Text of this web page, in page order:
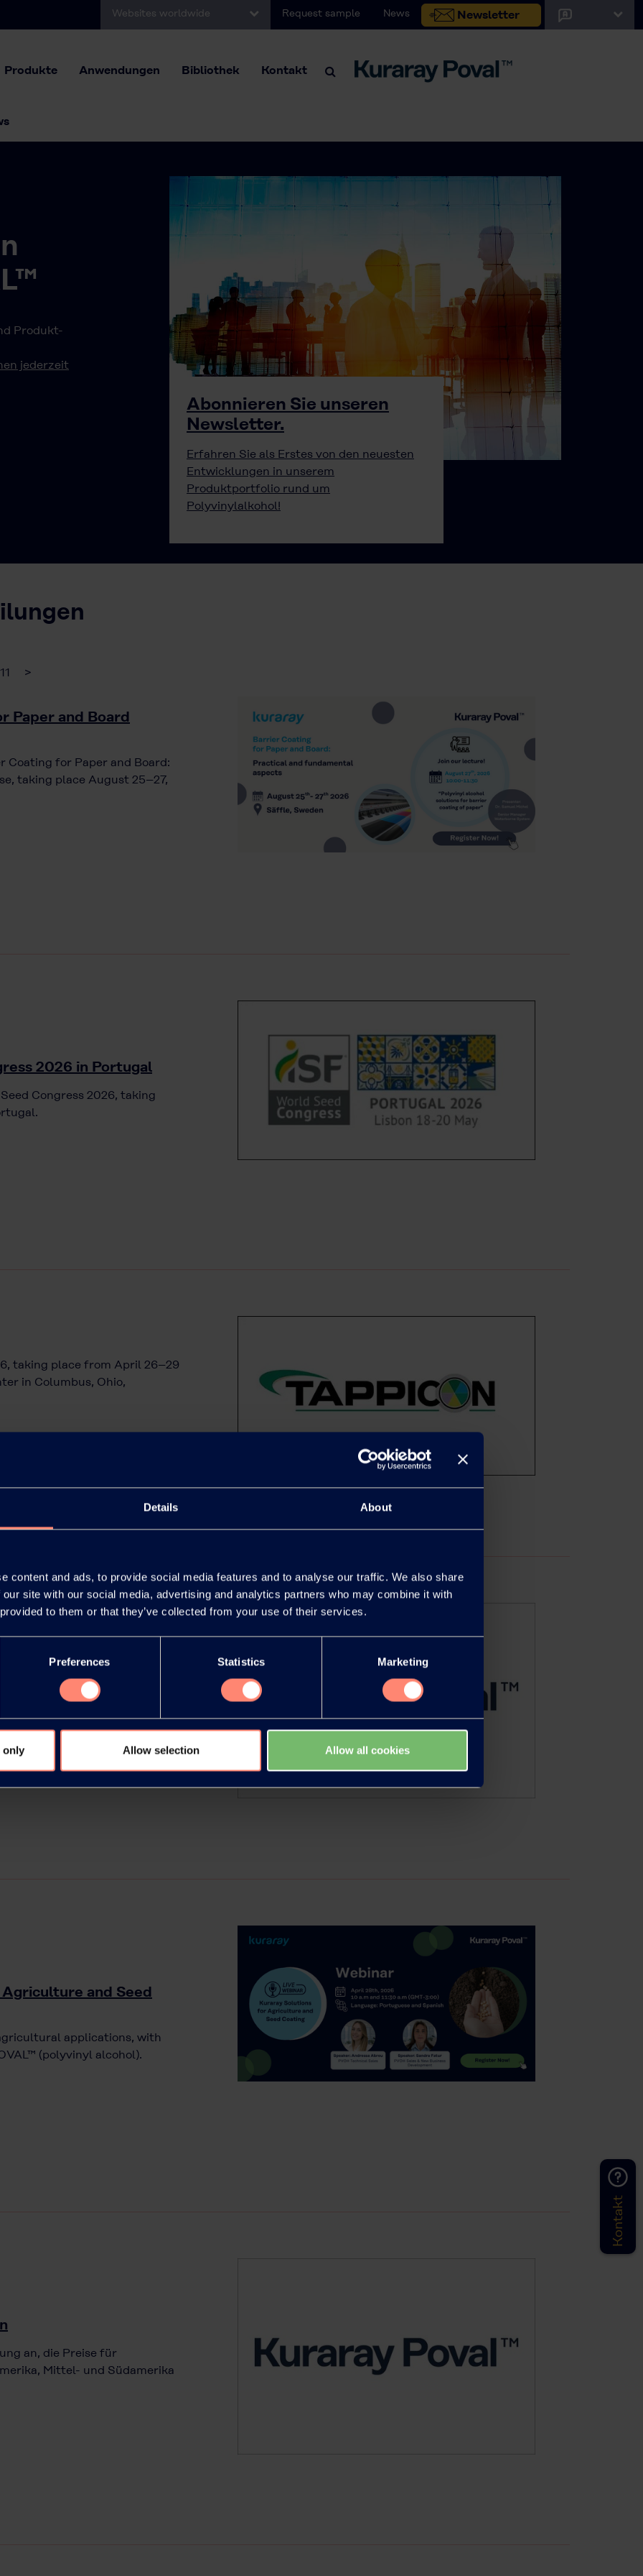
Details About
content and ads, to provide social media features and to analyse our traffic. We also share
site with our social media, advertising and analytics partners who may combine it with
to them or that they’ve collected from your use of their services.
Preferences Statistics Marketing
only Allow selection Allow all cookies
Websites worldwide Request sample News Newsletter
Produkte Anwendungen Bibliothek Kontakt
Kontakt
Produkt-
jederzeit
Abonnieren Sie unseren
Newsletter.
Erfahren Sie als Erstes von den neuesten
Entwicklungen in unserem
Produktportfolio rund um
Polyvinylalkohol!
11 >
Paper and Board
for Paper and Board:
taking place August 25–27,
2026 in Portugal
Congress 2026, taking
taking place from April 26–29
in Columbus, Ohio,
die Preise für
and Seed
applications, with
(polyvinyl alcohol).
an, die Preise für
Mittel- und Südamerika